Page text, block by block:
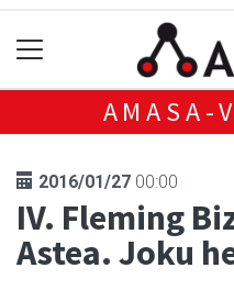
AMASA-
2016/01/27 00:00
IV. Fleming
Astea. Joku